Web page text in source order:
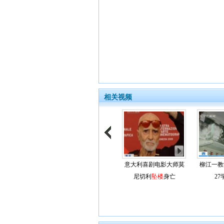
相关视频
意大利喜剧电影大师莫
尼切利 坠楼身亡
柳江一
27